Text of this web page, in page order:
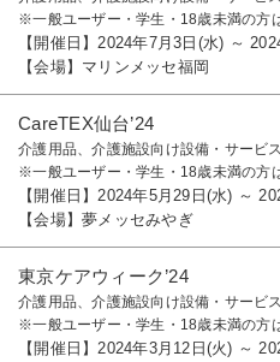
※一般ユーザー・学生・18歳未満の方
【開催日】2024年7月3日(水) ～
【会場】マリンメッセ福岡
CareTEX仙台’24
介護用品、介護施設向け設備・サービ
※一般ユーザー・学生・18歳未満の方
【開催日】2024年5月29日(水) ～
【会場】夢メッセみやぎ
東京ケアウィーク’24
介護用品、介護施設向け設備・サービ
※一般ユーザー・学生・18歳未満の方
【開催日】2024年3月12日(火) ～